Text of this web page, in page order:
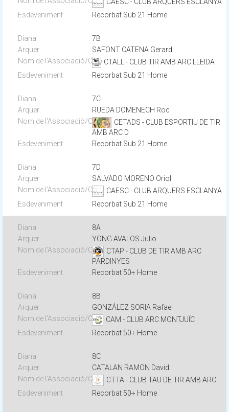
Recorbat Sub 21 Home
7B
SAFONT CATENA Gerard
CTALL - CLUB TIR AMB ARC LLEIDA
Recorbat Sub 21 Home
7C
RUEDA DOMENECH Roc
CETADS - CLUB ESPORTIU DE TIR
AMB ARC D
Recorbat Sub 21 Home
7D
SALVADO MORENO Oriol
CAESC - CLUB ARQUERS ESCLANYA
Recorbat Sub 21 Home
8A
YONG AVALOS Julio
CTAP - CLUB DE TIR AMB ARC
PARDINYES
Recorbat 50+ Home
8B
GONZÁLEZ SORIA Rafael
CAM - CLUB ARC MONTJUÏC
Recorbat 50+ Home
8C
CATALAN RAMON David
CTTA - CLUB TAU DE TIR AMB ARC
Recorbat 50+ Home